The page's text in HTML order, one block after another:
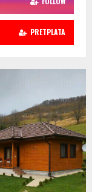
PRETPLATA